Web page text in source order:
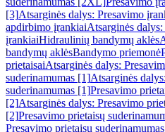
[3]Atsarginės dalys: Presavimo
apdirbimo įrankiaiAtsarginės
įrankiaiHidraulinių bandymų aklės
bandymų aklėsBandymo priemonė
prietaisaiAtsarginės dalys:
suderinamumas [1]Atsarginės
suderinamumas [1]Presavimo
[2]Atsarginės dalys: Presavimo
[2]Presavimo prietaisų
Presavimo prietaisų